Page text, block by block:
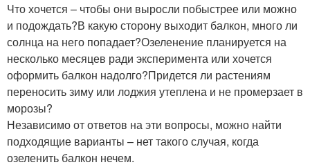
Что хочется – чтобы они выросли побыстрее или можно
и подождать?В какую сторону выходит балкон, много ли
солнца на него попадает?Озеленение планируется на
несколько месяцев ради эксперимента или хочется
оформить балкон надолго?Придется ли растениям
переносить зиму или лоджия утеплена и не промерзает в
морозы?
Независимо от ответов на эти вопросы, можно найти
подходящие варианты – нет такого случая, когда
озеленить балкон нечем.